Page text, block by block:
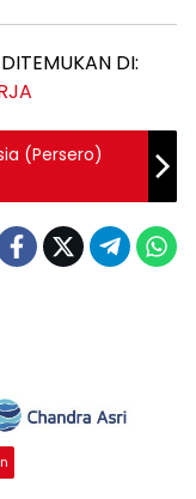
DI:
(Persero)